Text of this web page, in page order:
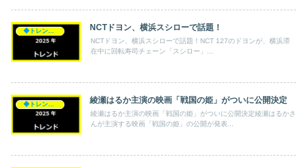
◆トレンド◆ NCTドヨン、横浜スシローで話題！
NCTドヨン、横浜スシローで話題！NCT 127のドヨンが、横浜滞
在中に回転寿司チェーン「スシロー」...
綾瀬はるか主演の映画「戦国の姫」がついに公開決定
綾瀬はるか主演の映画「戦国の姫」がついに公開決定綾瀬はるかさ
んが主演する映画「戦国の姫」の公開が発表...